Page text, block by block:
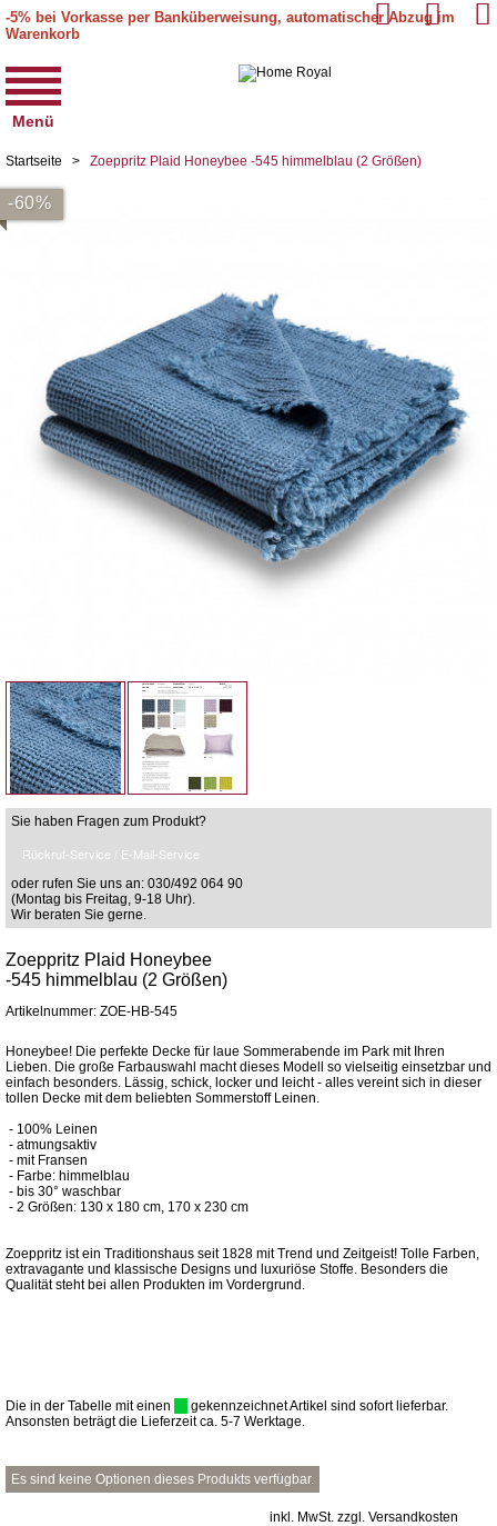
-5% bei Vorkasse per Banküberweisung, automatischer Abzug im
Warenkorb
Menü
Startseite > Zoeppritz Plaid Honeybee -545 himmelblau (2 Größen)
-60%
Sie haben Fragen zum Produkt?
Rückruf-Service / E-Mail-Service
oder rufen Sie uns an: 030/492 064 90
(Montag bis Freitag, 9-18 Uhr).
Wir beraten Sie gerne.
Zoeppritz Plaid Honeybee
-545 himmelblau (2 Größen)
Artikelnummer: ZOE-HB-545
Honeybee! Die perfekte Decke für laue Sommerabende im Park mit Ihren
Lieben. Die große Farbauswahl macht dieses Modell so vielseitig einsetzbar und
einfach besonders. Lässig, schick, locker und leicht - alles vereint sich in dieser
tollen Decke mit dem beliebten Sommerstoff Leinen.
- 100% Leinen
- atmungsaktiv
- mit Fransen
- Farbe: himmelblau
- bis 30° waschbar
- 2 Größen: 130 x 180 cm, 170 x 230 cm
Zoeppritz ist ein Traditionshaus seit 1828 mit Trend und Zeitgeist! Tolle Farben,
extravagante und klassische Designs und luxuriöse Stoffe. Besonders die
Qualität steht bei allen Produkten im Vordergrund.
Die in der Tabelle mit einen
gekennzeichnet Artikel sind sofort lieferbar.
Ansonsten beträgt die Lieferzeit ca. 5-7 Werktage.
Es sind keine Optionen dieses Produkts verfügbar.
inkl. MwSt. zzgl. Versandkosten